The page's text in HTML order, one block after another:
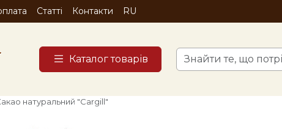
Статті Контакти RU
Каталог товарів
натуральний "Cargill"